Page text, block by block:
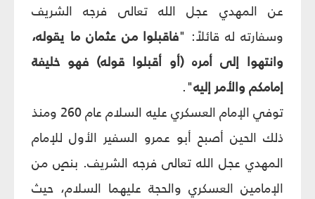
عن المهدي عجل الله تعالى فرجه الشريف
وسفارته له قائلاً: "فاقبلوا من عثمان ما يقوله،
وانتهوا إلى أمره (أو أقبلوا قوله) فهو خليفة
إمامكم والأمر إليه".
توفي الإمام العسكري عليه السلام عام 260 ومنذ
ذلك الحين أصبح أبو عمرو السفير الأول للإمام
المهدي عجل الله تعالى فرجه الشريف. بنصٍ من
الإمامين العسكري والحجة عليهما السلام، حيث